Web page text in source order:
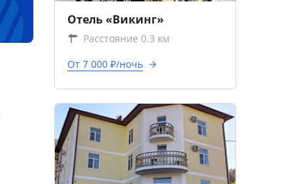
Отель «Викинг»
Расстояние 0.3 км
От 7 000 ₽/ночь